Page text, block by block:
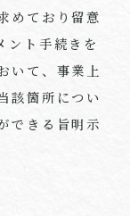
めており留意
ント手続きを
いて、事業上
該箇所につい
できる旨明示